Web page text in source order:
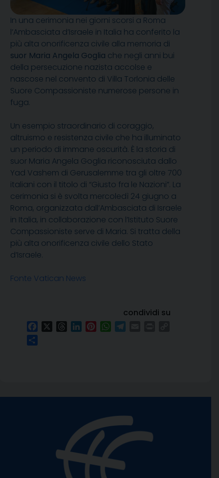
In una cerimonia nei giorni scorsi a Roma
l’Ambasciata d’Israele in Italia ha conferito la
più alta onorificenza civile alla memoria di
suor Maria Angela Goglia che negli anni bui
della persecuzione nazista accolse e
nascose nel convento di Villa Torlonia delle
Suore Compassioniste numerose persone in
fuga.
Un esempio straordinario di coraggio,
altruismo e resistenza civile che ha illuminato
un periodo di immane oscurità. È la storia di
suor Maria Angela Goglia riconosciuta dallo
Yad Vashem di Gerusalemme tra gli oltre 700
italiani con il titolo di “Giusto fra le Nazioni”. La
cerimonia si è svolta mercoledì 24 giugno a
Roma, organizzata dall’Ambasciata di Israele
in Italia, in collaborazione con l’Istituto Suore
Compassioniste serve di Maria. Si tratta della
più alta onorificenza civile dello Stato
d’Israele.
Fonte Vatican News
condividi su
FacebookThreadsLinkedInPinterestWhatsApp